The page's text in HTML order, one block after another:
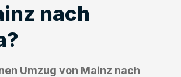
nach
Umzug von Mainz nach